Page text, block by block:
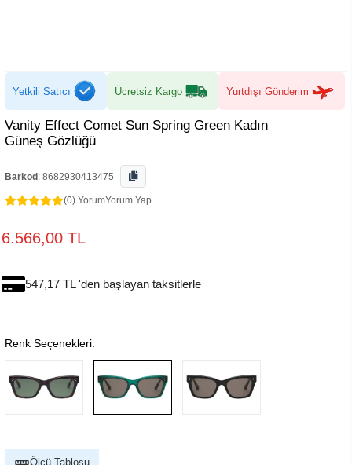
Yetkili Satıcı Ücretsiz Kargo Yurtdışı Gönderim
Vanity Effect Comet Sun Spring Green Kadın
Güneş Gözlüğü
Barkod : 8682930413475
(0) YorumYorum Yap
6.566,00 TL
547,17 TL 'den başlayan taksitlerle
Renk Seçenekleri:
Ölçü Tablosu